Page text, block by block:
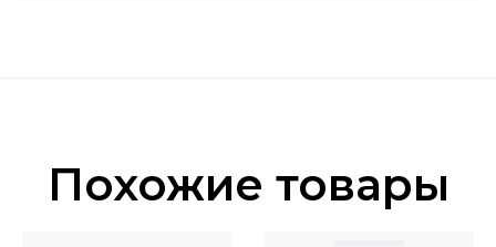
Похожие товары